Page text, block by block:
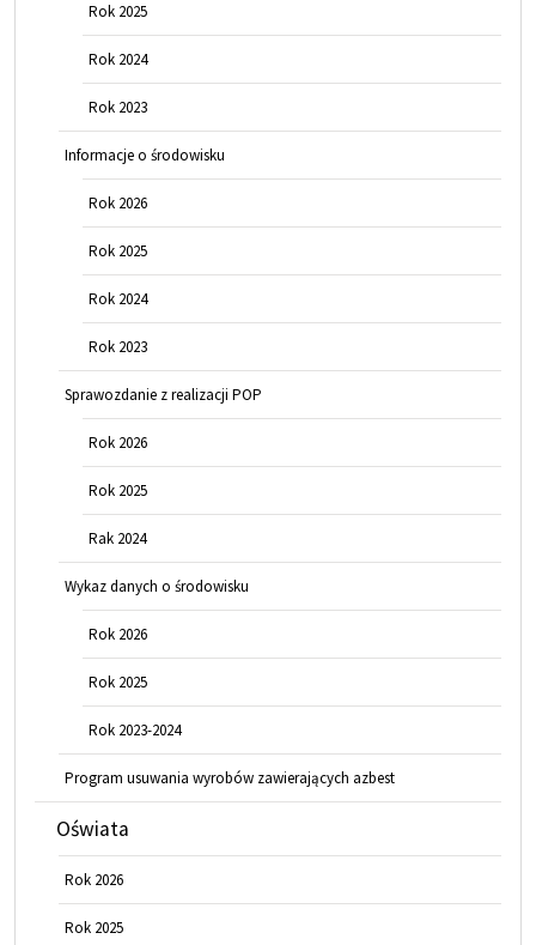
Rok 2025
Rok 2024
Rok 2023
Informacje o środowisku
Rok 2026
Rok 2025
Rok 2024
Rok 2023
Sprawozdanie z realizacji POP
Rok 2026
Rok 2025
Rak 2024
Wykaz danych o środowisku
Rok 2026
Rok 2025
Rok 2023-2024
Program usuwania wyrobów zawierających azbest
Oświata
Rok 2026
Rok 2025